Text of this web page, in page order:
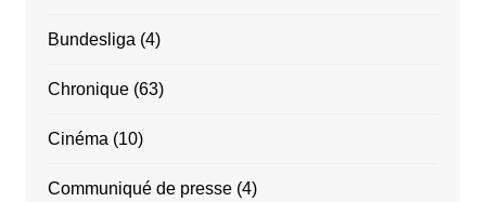
Bundesliga (4)
Chronique(63)
Cinéma (10)
Communiqué de presse(4)